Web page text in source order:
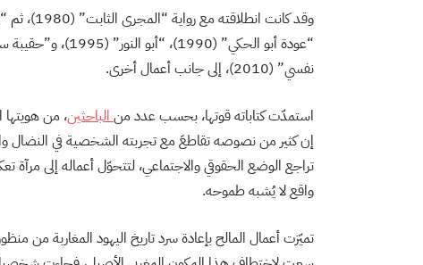
نفسي” (2010)، إلى جانب أعمال أخرى.
استمدّت كتاباته قوتها، بحسب عدد منالباحثين، من هويتها
إن كثير من نصوصه تقاطعَ مع تجربته الشخصية في النضال
تراجع الوضع الحقوقي والاجتماعي، لتتحوّل أعماله إلى
واقع لا يُشبه طموحه.
تميّزت أعمال المالح بإعادة سرد تاريخ اليهود المغاربة من